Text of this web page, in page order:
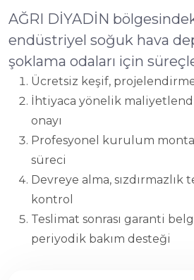
AĞRI DİYADİN
endüstriyel soğuk hava
şoklama odaları için
Ücretsiz keşif,
İhtiyaca yönelik
onayı
Profesyonel kurulum
süreci
Devreye alma,
kontrol
Teslimat sonrası garanti
periyodik bakım desteği